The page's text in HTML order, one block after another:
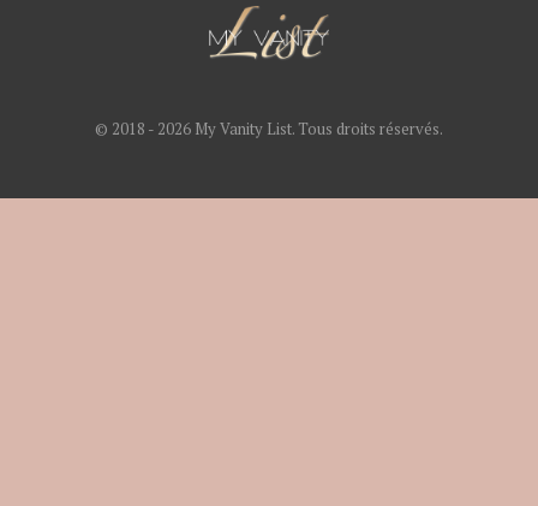
© 2018 - 2026 My Vanity List. Tous droits réservés.